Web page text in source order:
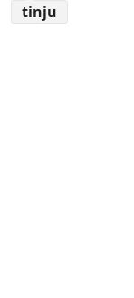
tinju